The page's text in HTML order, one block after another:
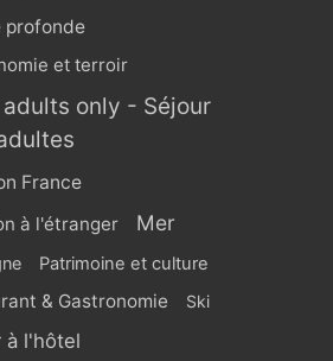
profonde
et terroir
only - Séjour
France
à l'étranger
Mer
Patrimoine et culture
& Gastronomie Ski
à l'hôtel